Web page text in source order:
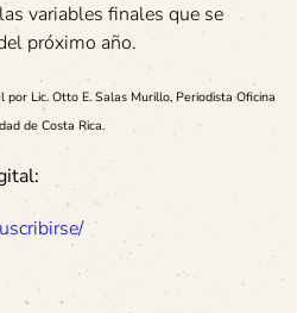
variables finales que se
próximo año.
por Lic. Otto E. Salas Murillo, Periodista Oficina
de Costa Rica.